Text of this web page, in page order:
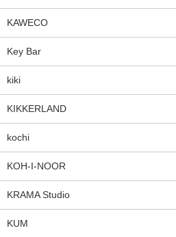
KAWECO
Key Bar
kiki
KIKKERLAND
kochi
KOH-I-NOOR
KRAMA Studio
KUM